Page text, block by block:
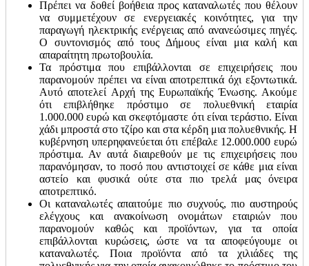
Πρέπει να δοθεί βοήθεια προς καταναλωτές που θέλουν
να συμμετέχουν σε ενεργειακές κοινότητες, για την
παραγωγή ηλεκτρικής ενέργειας από ανανεώσιμες πηγές.
Ο συντονισμός από τους Δήμους είναι μια καλή και
απαραίτητη πρωτοβουλία.
Τα πρόστιμα που επιβάλλονται σε επιχειρήσεις που
παρανομούν πρέπει να είναι αποτρεπτικά όχι εξοντωτικά.
Αυτό αποτελεί Αρχή της Ευρωπαϊκής Ένωσης. Ακούμε
ότι επιβλήθηκε πρόστιμο σε πολυεθνική εταιρία
1.000.000 ευρώ και σκεφτόμαστε ότι είναι τεράστιο. Είναι
χάδι μπροστά στο τζίρο και στα κέρδη μια πολυεθνικής. Η
κυβέρνηση υπερηφανεύεται ότι επέβαλε 12.000.000 ευρώ
πρόστιμα. Αν αυτά διαιρεθούν με τις επιχειρήσεις που
παρανόμησαν, το ποσό που αντιστοιχεί σε κάθε μια είναι
αστείο και φυσικά ούτε στα πιο τρελά μας όνειρα
αποτρεπτικό.
Οι καταναλωτές απαιτούμε πιο συχνούς, πιο αυστηρούς
ελέγχους και ανακοίνωση ονομάτων εταιριών που
παρανομούν καθώς και προϊόντων, για τα οποία
επιβάλλονται κυρώσεις, ώστε να τα αποφεύγουμε οι
καταναλωτές. Ποια προϊόντα από τα χιλιάδες της